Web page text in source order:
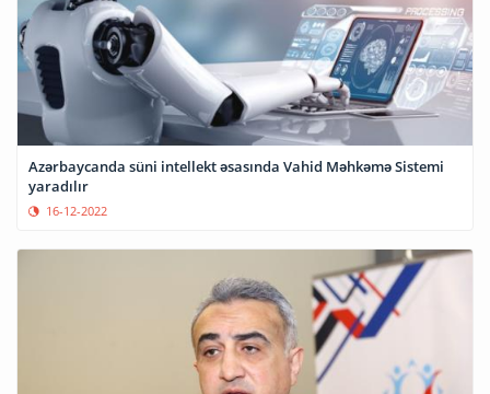
Azərbaycanda süni intellekt əsasında Vahid Məhkəmə Sistemi
yaradılır
16-12-2022